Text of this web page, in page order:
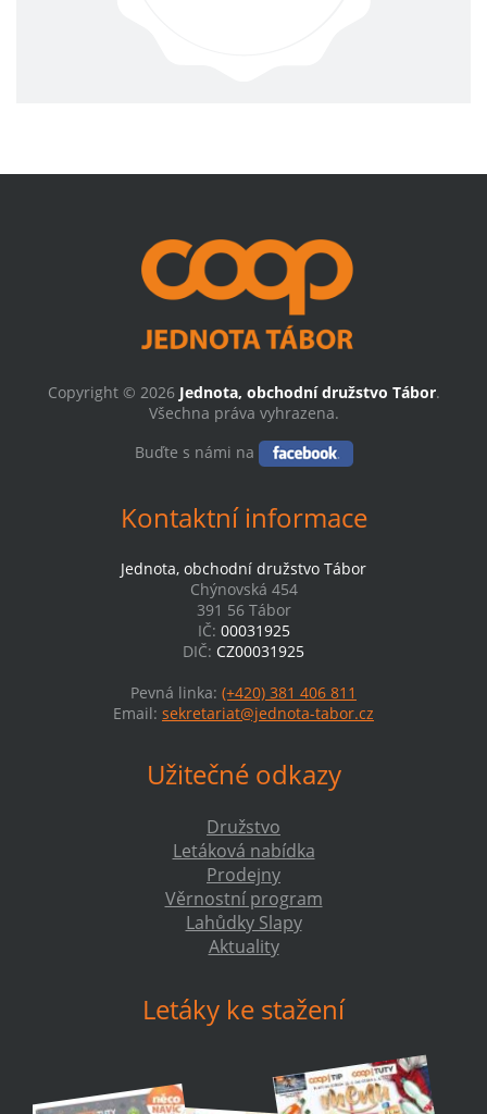
Copyright © 2026 Jednota, obchodní družstvo Tábor.
Všechna práva vyhrazena.
Buďte s námi na
Kontaktní informace
Jednota, obchodní družstvo Tábor
Chýnovská 454
391 56 Tábor
IČ: 00031925
DIČ: CZ00031925
Pevná linka: (+420) 381 406 811
Email: sekretariat@jednota-tabor.cz
Užitečné odkazy
Družstvo
Letáková nabídka
Prodejny
Věrnostní program
Lahůdky Slapy
Aktuality
Letáky ke stažení